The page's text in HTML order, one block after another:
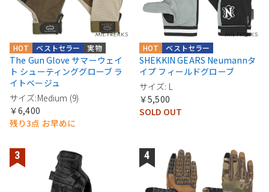
実物
ベストセラー
HOT
The Gun Glove サマーウェイ
ト シューティンググローブ ラ
イトベージュ
サイズ:Medium (9)
￥6,400
残り3点 お早めに
ベストセラー
HOT
SHEKKIN GEARS Neumannタ
イプ フィールドグローブ
サイズ: L
￥5,500
SOLD OUT